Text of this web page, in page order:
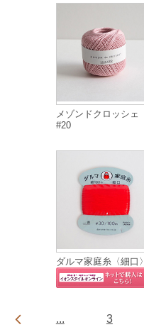
メゾンドクロッシェ
#20
ダルマ家庭糸〈細口〉
... 3